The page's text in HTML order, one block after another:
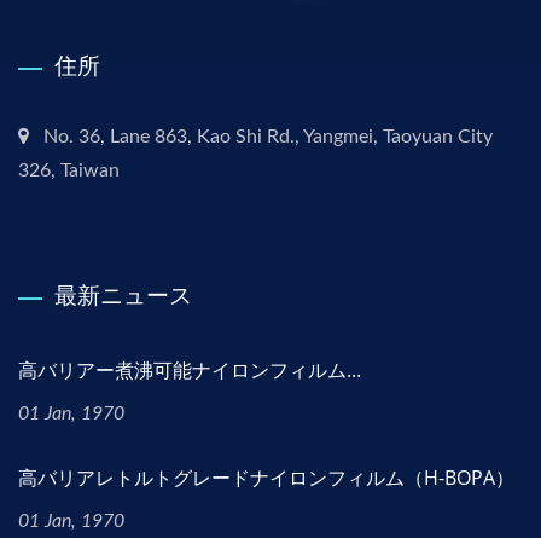
住所
No. 36, Lane 863, Kao Shi Rd., Yangmei, Taoyuan City
326, Taiwan
最新ニュース
高バリアー煮沸可能ナイロンフィルム...
01 Jan, 1970
高バリアレトルトグレードナイロンフィルム（H-BOPA）
01 Jan, 1970